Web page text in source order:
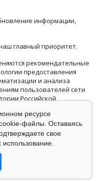
информации,
главный приоритет.
рекомендательные
предоставления
и анализа
пользователей сети
Российской
ул.Кузбасская
ресурсе
файлы. Оставаясь
свое
использование.